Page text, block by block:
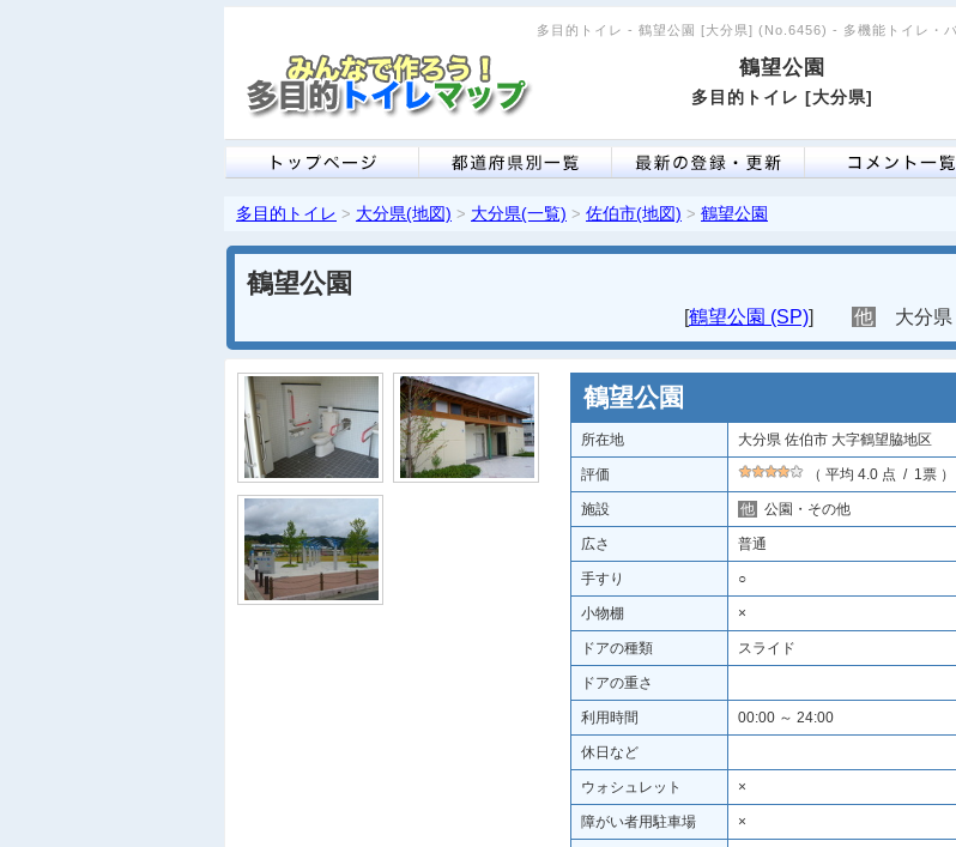
多目的トイレ - 鶴望公園 [大分県] (No.6456) - 多機能トイレ・
鶴望公園
多目的トイレ [大分県]
多目的トイレ > 大分県(地図) > 大分県(一覧) > 佐伯市(地図) > 鶴望公園
鶴望公園
[鶴望公園 (SP)] 他 大分県
鶴望公園
所在地 大分県 佐伯市 大字鶴望脇地区
評価 （ 平均 4.0 点 / 1票 ）
施設 他 公園・その他
広さ 普通
手すり ○
小物棚 ×
ドアの種類 スライド
ドアの重さ
利用時間 00:00 ～ 24:00
休日など
ウォシュレット ×
障がい者用駐車場 ×